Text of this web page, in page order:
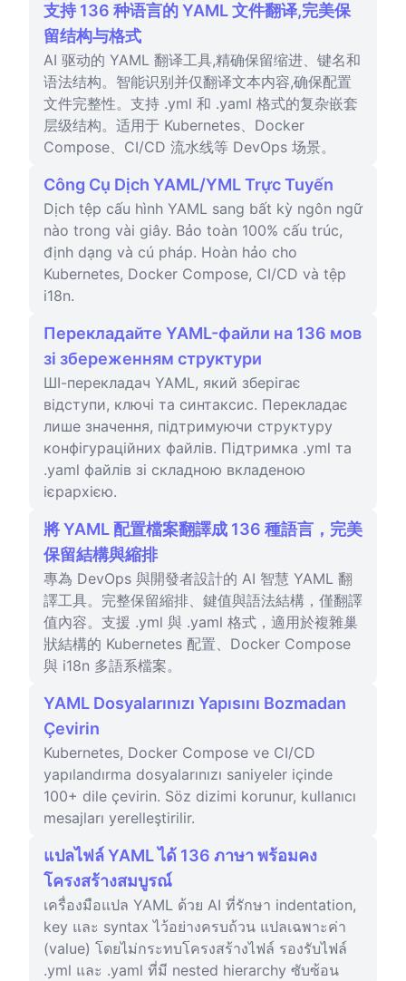
支持 136 种语言的 YAML 文件翻译,完美保
留结构与格式
AI 驱动的 YAML 翻译工具,精确保留缩进、键名和
语法结构。智能识别并仅翻译文本内容,确保配置
文件完整性。支持 .yml 和 .yaml 格式的复杂嵌套
层级结构。适用于 Kubernetes、Docker
Compose、CI/CD 流水线等 DevOps 场景。
Công Cụ Dịch YAML/YML Trực Tuyến
Dịch tệp cấu hình YAML sang bất kỳ ngôn ngữ
nào trong vài giây. Bảo toàn 100% cấu trúc,
định dạng và cú pháp. Hoàn hảo cho
Kubernetes, Docker Compose, CI/CD và tệp
i18n.
Перекладайте YAML-файли на 136 мов
зі збереженням структури
ШІ-перекладач YAML, який зберігає
відступи, ключі та синтаксис. Перекладає
лише значення, підтримуючи структуру
конфігураційних файлів. Підтримка .yml та
.yaml файлів зі складною вкладеною
ієрархією.
將 YAML 配置檔案翻譯成 136 種語言，完美
保留結構與縮排
專為 DevOps 與開發者設計的 AI 智慧 YAML 翻
譯工具。完整保留縮排、鍵值與語法結構，僅翻譯
值內容。支援 .yml 與 .yaml 格式，適用於複雜巢
狀結構的 Kubernetes 配置、Docker Compose
與 i18n 多語系檔案。
YAML Dosyalarınızı Yapısını Bozmadan
Çevirin
Kubernetes, Docker Compose ve CI/CD
yapılandırma dosyalarınızı saniyeler içinde
100+ dile çevirin. Söz dizimi korunur, kullanıcı
mesajları yerelleştirilir.
แปลไฟล์ YAML ได้ 136 ภาษา พร้อมคง
โครงสร้างสมบูรณ์
เครื่องมือแปล YAML ด้วย AI ที่รักษา indentation,
key และ syntax ไว้อย่างครบถ้วน แปลเฉพาะค่า
(value) โดยไม่กระทบโครงสร้างไฟล์ รองรับไฟล์
.yml และ .yaml ที่มี nested hierarchy ซับซ้อน